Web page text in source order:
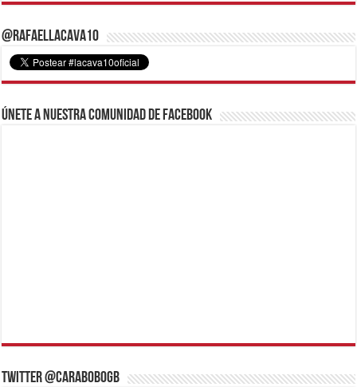
@RafaelLacava10
Únete a nuestra comunidad de Facebook
Twitter @CaraboboGB